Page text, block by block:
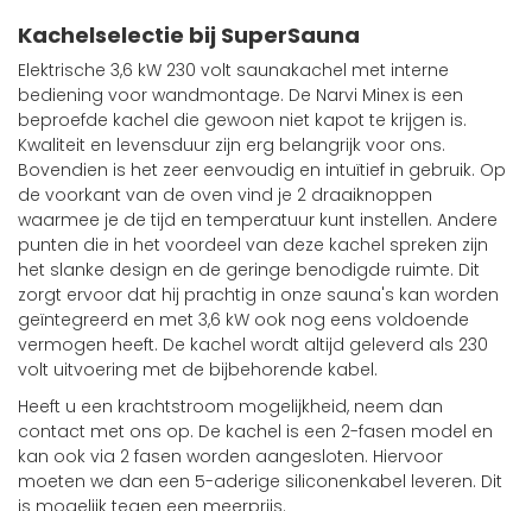
Kachelselectie bij SuperSauna
Elektrische 3,6 kW 230 volt saunakachel met interne
bediening voor wandmontage. De Narvi Minex is een
beproefde kachel die gewoon niet kapot te krijgen is.
Kwaliteit en levensduur zijn erg belangrijk voor ons.
Bovendien is het zeer eenvoudig en intuïtief in gebruik. Op
de voorkant van de oven vind je 2 draaiknoppen
waarmee je de tijd en temperatuur kunt instellen. Andere
punten die in het voordeel van deze kachel spreken zijn
het slanke design en de geringe benodigde ruimte. Dit
zorgt ervoor dat hij prachtig in onze sauna's kan worden
geïntegreerd en met 3,6 kW ook nog eens voldoende
vermogen heeft. De kachel wordt altijd geleverd als 230
volt uitvoering met de bijbehorende kabel.
Heeft u een krachtstroom mogelijkheid, neem dan
contact met ons op. De kachel is een 2-fasen model en
kan ook via 2 fasen worden aangesloten. Hiervoor
moeten we dan een 5-aderige siliconenkabel leveren. Dit
is mogelijk tegen een meerprijs.